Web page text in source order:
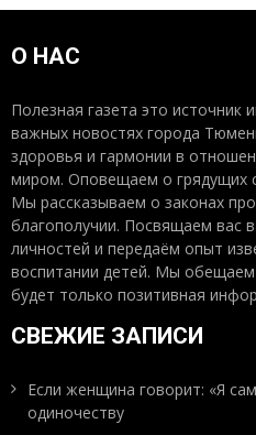
О НАС
Полезная газета это источник
важных новостях города
здоровья и гармонии в
миром. Оповещаем о грядущих
Мы рассказываем о законах
благополучии. Посвящаем вас
личностей и передаём опыт
воспитании детей. Мы
будет только позитивная
СВЕЖИЕ ЗАПИСИ
Если женщина говорит: «Я
одиночеству